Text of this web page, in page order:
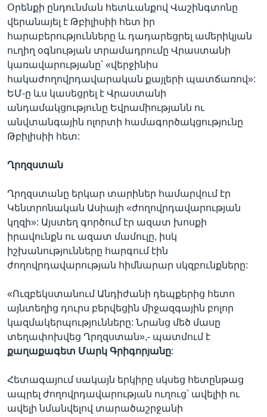
Օրենքի ընդունման հետևանքով Վաշինգտոնը
վերանայել է Թբիլիսիի հետ իր
հարաբերությունները և դադարեցրել ամերիկյան
ուղիղ օգնության տրամադրումը Վրաստանի
կառավարությանը՝ «վերջինիս
հակաժողովրդավարական քայլերի պատճառով»:
ԵՄ-ը ևս կասեցրել է Վրաստանի
անդամակցությունը Եվրամիությանն ու
անվտանգային ոլորտի համագործակցությունը
Թբիլիսիի հետ:
Ղրղզստան
Ղրղզստանը երկար տարիներ համարվում էր
Կենտրոնական Ասիայի «ժողովրդավարության
կղզի»: Այստեղ գործում էր ազատ խոսքի
իրավունքն ու ազատ մամուլը, իսկ
իշխանությունները հարգում էին
ժողովրդավարության հիմնարար սկզբունքները:
«Ուզբեկստանում Անդիժանի դեպքերից հետո
այնտեղից դուրս բերվեցին միջազգային բոլոր
կազմակերպությունները: Նրանց մեծ մասը
տեղափոխվեց Ղրղզստան»,- պատմում է
քաղաքագետ Մարկ Գրիգորյանը:
Հետագայում սակայն երկիրը սկսեց հետընթաց
ապրել ժողովրդավարության ուղուց՝ ավելիի ու
ավելի նմանվելով տարածաշրջանի